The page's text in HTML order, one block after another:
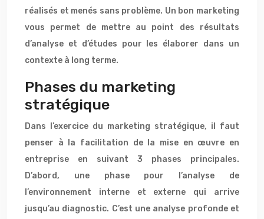
réalisés et menés sans problème. Un bon marketing
vous permet de mettre au point des résultats
d’analyse et d’études pour les élaborer dans un
contexte à long terme.
Phases du marketing
stratégique
Dans l’exercice du marketing stratégique, il faut
penser à la facilitation de la mise en œuvre en
entreprise en suivant 3 phases principales.
D’abord, une phase pour l’analyse de
l’environnement interne et externe qui arrive
jusqu’au diagnostic. C’est une analyse profonde et